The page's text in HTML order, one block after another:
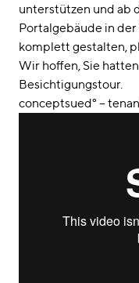
unterstützen und ab
Portalgebäude in
komplett gestalten,
Wir hoffen, Sie
Besichtigungstour.
conceptsued° –